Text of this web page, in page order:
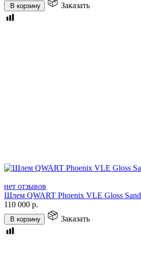
В корзину Заказать
нет отзывов
Шлем QWART Phoenix VLE Gloss Sand
110 000 р.
В корзину Заказать